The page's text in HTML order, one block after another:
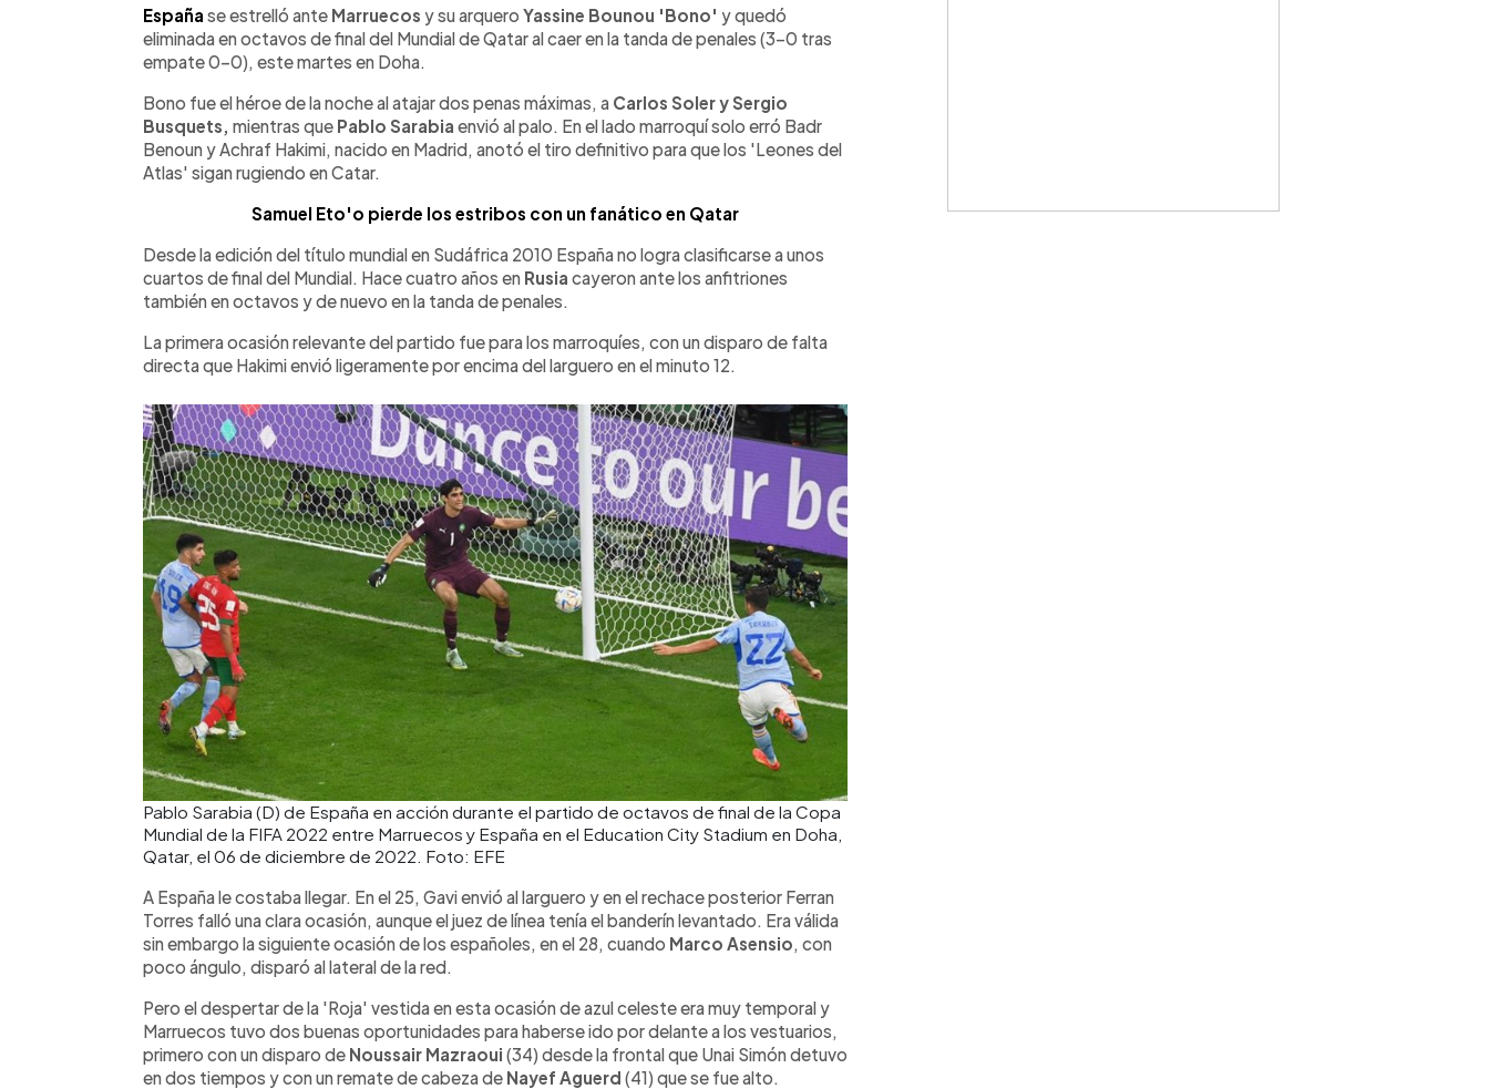
Escuchar artículo
España se estrelló ante Marruecos y su arquero Yassine Bounou 'Bono' y quedó
eliminada en octavos de final del Mundial de Qatar al caer en la tanda de penales (3-0 tras
empate 0-0), este martes en Doha.
Bono fue el héroe de la noche al atajar dos penas máximas, a Carlos Soler y Sergio
Busquets, mientras que Pablo Sarabia envió al palo. En el lado marroquí solo erró Badr
Benoun y Achraf Hakimi, nacido en Madrid, anotó el tiro definitivo para que los 'Leones del
Atlas' sigan rugiendo en Catar.
Samuel Eto'o pierde los estribos con un fanático en Qatar
Desde la edición del título mundial en Sudáfrica 2010 España no logra clasificarse a unos
cuartos de final del Mundial. Hace cuatro años en Rusia cayeron ante los anfitriones
también en octavos y de nuevo en la tanda de penales.
La primera ocasión relevante del partido fue para los marroquíes, con un disparo de falta
directa que Hakimi envió ligeramente por encima del larguero en el minuto 12.
Pablo Sarabia (D) de España en acción durante el partido de octavos de final de la Copa
Mundial de la FIFA 2022 entre Marruecos y España en el Education City Stadium en Doha,
Qatar, el 06 de diciembre de 2022. Foto: EFE
A España le costaba llegar. En el 25, Gavi envió al larguero y en el rechace posterior Ferran
Torres falló una clara ocasión, aunque el juez de línea tenía el banderín levantado. Era válida
sin embargo la siguiente ocasión de los españoles, en el 28, cuando Marco Asensio , con
poco ángulo, disparó al lateral de la red.
Pero el despertar de la 'Roja' vestida en esta ocasión de azul celeste era muy temporal y
Marruecos tuvo dos buenas oportunidades para haberse ido por delante a los vestuarios,
primero con un disparo de Noussair Mazraoui (34) desde la frontal que Unai Simón detuvo
en dos tiempos y con un remate de cabeza de Nayef Aguerd (41) que se fue alto.